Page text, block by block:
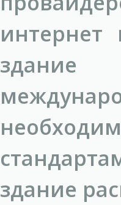
здание
здание